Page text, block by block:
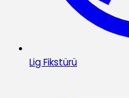
Lig Fikstürü